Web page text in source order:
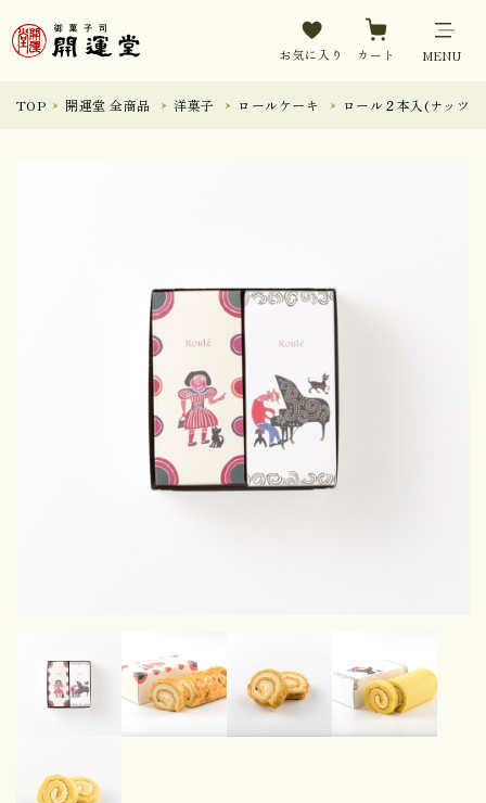
お気に入り カート MENU
TOP 開運堂 全商品 洋菓子 ロールケーキ ロール２本入(ナッツ